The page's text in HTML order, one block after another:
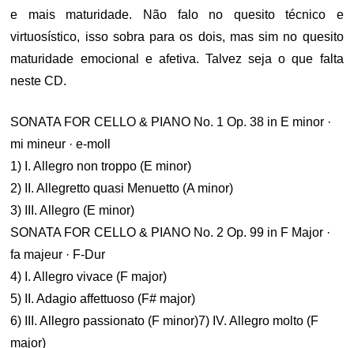
e mais maturidade. Não falo no quesito técnico e
virtuosístico, isso sobra para os dois, mas sim no quesito
maturidade emocional e afetiva. Talvez seja o que falta
neste CD.
SONATA FOR CELLO & PIANO No. 1 Op. 38 in E minor ·
mi mineur · e-moll
1) I. Allegro non troppo (E minor)
2) II. Allegretto quasi Menuetto (A minor)
3) III. Allegro (E minor)
SONATA FOR CELLO & PIANO No. 2 Op. 99 in F Major ·
fa majeur · F-Dur
4) I. Allegro vivace (F major)
5) II. Adagio affettuoso (F# major)
6) III. Allegro passionato (F minor)7) IV. Allegro molto (F
major)